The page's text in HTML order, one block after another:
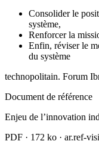
Consolider le
système,
Renforcer la
Enfin, réviser le
du système
technopolitain. Forum
Document de référence
Enjeu de l’innovation
PDF · 172 ko · ar.ref-